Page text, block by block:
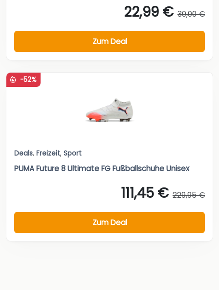
22,99 € 30,00 €
Zum Deal
-52%
Deals, Freizeit, Sport
PUMA Future 8 Ultimate FG Fußballschuhe Unisex
111,45 € 229,95 €
Zum Deal